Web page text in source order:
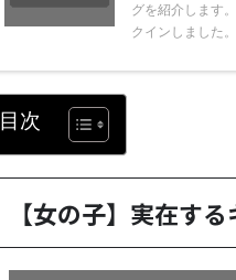
グを紹介します
クインしました
目次
【女の子】実在す